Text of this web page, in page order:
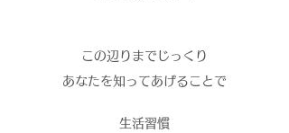
この辺りまでじっくり
あなたを知ってあげることで
生活習慣